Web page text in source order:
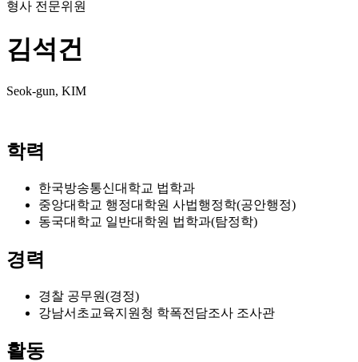
형사 전문위원
김석건
Seok-gun, KIM
학력
한국방송통신대학교 법학과
중앙대학교 행정대학원 사법행정학(공안행정)
동국대학교 일반대학원 법학과(탐정학)
경력
경찰 공무원(경정)
강남서초교육지원청 학폭전담조사 조사관
활동